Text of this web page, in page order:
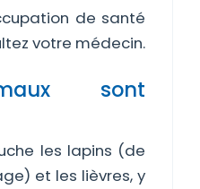
de santé
votre médecin.
sont
les lapins (de
et les lièvres, y